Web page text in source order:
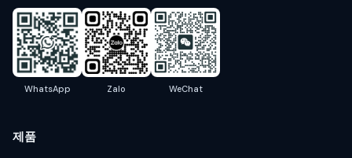
WhatsApp Zalo WeChat
제품